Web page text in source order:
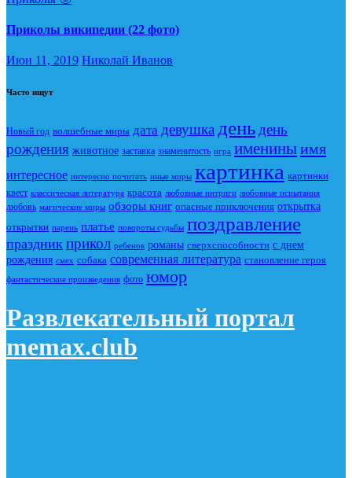
Приколы википедии (22 фото)
Июн 11, 2019 Николай Иванов
Часто ищут
Новый год волшебные миры дата девушка день день
рождения животное заставка знаменитость игра имениныимя
интересное интересно почитать иные миры картинка картинки
квест классическая литература красота любовные интриги любовные испытания
любовь магические миры обзоры книг опасные приключения открытка
открытки парень платье повороты судьбы поздравление
праздник прикол ребенок романы сверхспособности с днем
рождения смех собака современная литература становление героя
фантастические произведения фото юмор
Развлекательный портал
memax.club